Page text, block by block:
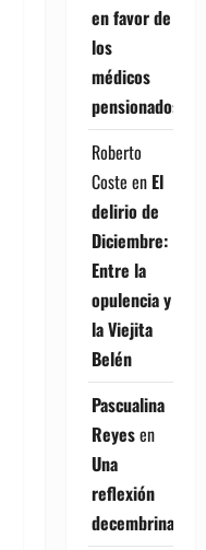
en favor de
los
médicos
pensionados
Roberto
Coste en El
delirio de
Diciembre:
Entre la
opulencia y
la Viejita
Belén
Pascualina
Reyesen
Una
reflexión
decembrina